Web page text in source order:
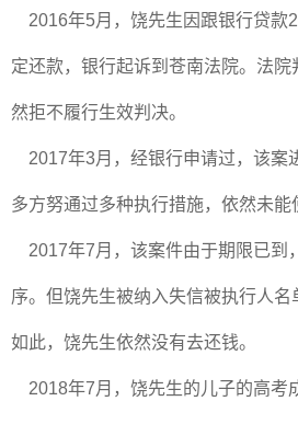
2016年5月，饶先生因跟银行贷款
定还款，银行起诉到苍南法院。法
然拒不履行生效判决。
2017年3月，经银行申请过，该案
多方努通过多种执行措施，依然未能
2017年7月，该案件由于期限已到
序。但饶先生被纳入失信被执行人
如此，饶先生依然没有去还钱。
2018年7月，饶先生的儿子的高考